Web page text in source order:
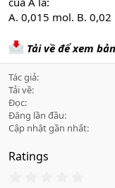
A. 0,015 mol. B.
Tải về để xem
Tác giả
Tải về
Đọc
Đăng lần đầu
Cập nhật gần nhất
Ratings